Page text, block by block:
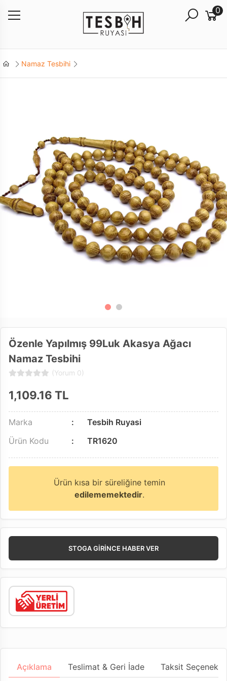
0
Namaz Tesbihi
Özenle Yapılmış 99Luk Akasya Ağacı
Namaz Tesbihi
(Yorum 0)
1,109.16 TL
Marka
Tesbih Ruyasi
Ürün Kodu
TR1620
Ürün kısa bir süreliğine temin
edilememektedir.
STOGA GIRINCE HABER VER
Açıklama Teslimat & Geri İade Taksit